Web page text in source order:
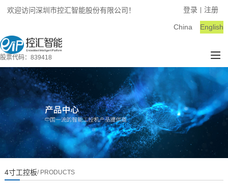
欢迎访问深圳市控汇智能股份有限公司！ 登录 注册
English
China
股票代码：839418
4寸工控板/ PRODUCTS